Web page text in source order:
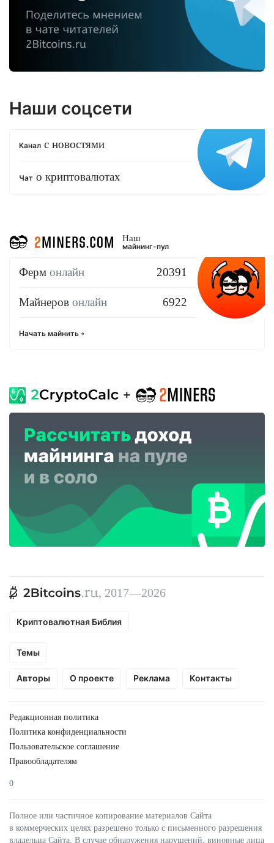
Наши соцсети
Канал с новостями
Чат о криптовалютах
Наш
майнинг-пул
Ферм онлайн 20391
Майнеров онлайн 6922
Начать майнить
, 2017—2026
Криптовалютная Библия
Темы
Авторы О проекте Реклама Контакты
Редакционная политика
Политика конфиденциальности
Пользовательское соглашение
Правообладателям
0
Полное или частичное копирование материалов Сайта
в коммерческих целях разрешено только с письменного разрешения
владельца Сайта. В случае обнаружения нарушений, виновные лица